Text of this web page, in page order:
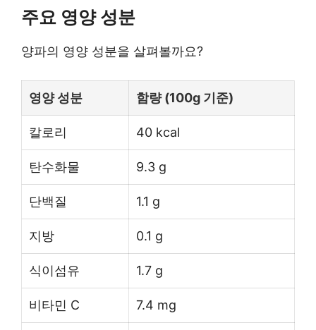
주요 영양 성분
양파의 영양 성분을 살펴볼까요?
영양 성분 함량 (100g 기준)
칼로리 40 kcal
탄수화물 9.3 g
단백질 1.1 g
지방 0.1 g
식이섬유 1.7 g
비타민 C 7.4 mg